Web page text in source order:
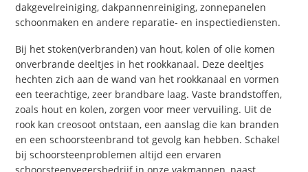
dakgevelreiniging, dakpannenreiniging, zonnepanelen
schoonmaken en andere reparatie- en inspectiediensten.
Bij het stoken(verbranden) van hout, kolen of olie komen
onverbrande deeltjes in het rookkanaal. Deze deeltjes
hechten zich aan de wand van het rookkanaal en vormen
een teerachtige, zeer brandbare laag. Vaste brandstoffen,
zoals hout en kolen, zorgen voor meer vervuiling. Uit de
rook kan creosoot ontstaan, een aanslag die kan branden
en een schoorsteenbrand tot gevolg kan hebben. Schakel
bij schoorsteenproblemen altijd een ervaren